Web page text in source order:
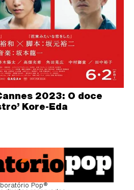
2023: O doce
Kore-Eda
Pop®